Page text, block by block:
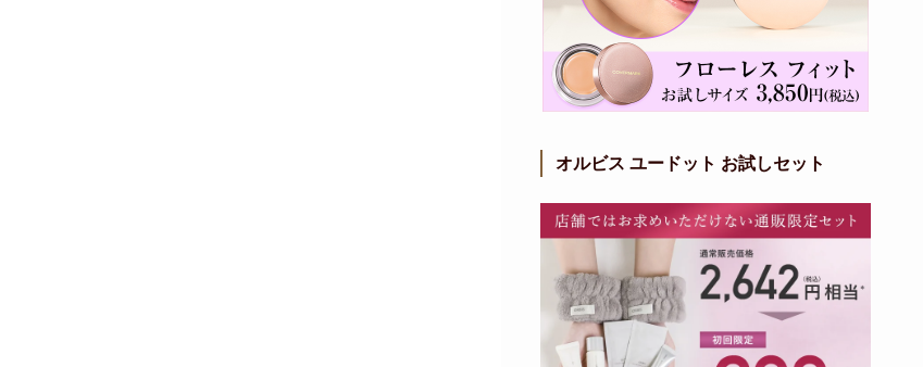
オルビス ユードット お試しセット